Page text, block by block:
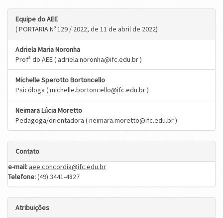
Equipe do AEE
( PORTARIA Nº 129 / 2022, de 11 de abril de 2022)
Adriela Maria Noronha
Profª do AEE ( adriela.noronha@ifc.edu.br )
Michelle Sperotto Bortoncello
Psicóloga ( michelle.bortoncello@ifc.edu.br )
Neimara Lúcia Moretto
Pedagoga/orientadora ( neimara.moretto@ifc.edu.br )
Contato
e-mail: aee.concordia@ifc.edu.br
Telefone:(49) 3441-4827
Atribuições